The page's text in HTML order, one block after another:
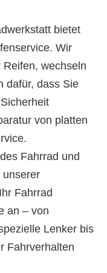
bietet
Wir
wechseln
dafür, dass Sie
von platten
Fahrrad und
unserer
Fahrrad
an – von
Lenker bis
Fahrverhalten